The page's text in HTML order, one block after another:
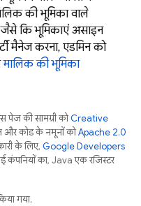
की भूमिका वाले
कि भूमिकाएं असाइन
मैनेज करना, एडमिन को
मालिक की भूमिका
की सामग्री कोCreative
कोड के नमूनों कोApache 2.0
के लिए, Google Developers
का, Java एक रजिस्टर
गया.